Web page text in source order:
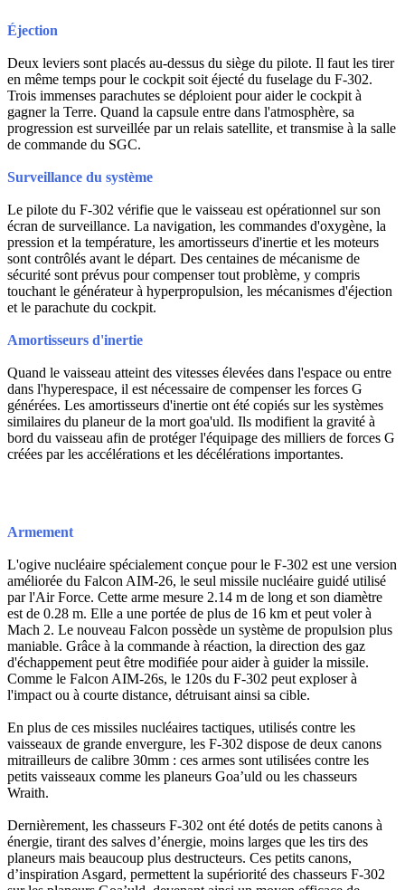
Éjection
Deux leviers sont placés au-dessus du siège du pilote. Il faut les tirer
en même temps pour le cockpit soit éjecté du fuselage du F-302.
Trois immenses parachutes se déploient pour aider le cockpit à
gagner la Terre. Quand la capsule entre dans l'atmosphère, sa
progression est surveillée par un relais satellite, et transmise à la salle
de commande du SGC.
Surveillance du système
Le pilote du F-302 vérifie que le vaisseau est opérationnel sur son
écran de surveillance. La navigation, les commandes d'oxygène, la
pression et la température, les amortisseurs d'inertie et les moteurs
sont contrôlés avant le départ. Des centaines de mécanisme de
sécurité sont prévus pour compenser tout problème, y compris
touchant le générateur à hyperpropulsion, les mécanismes d'éjection
et le parachute du cockpit.
Amortisseurs d'inertie
Quand le vaisseau atteint des vitesses élevées dans l'espace ou entre
dans l'hyperespace, il est nécessaire de compenser les forces G
générées. Les amortisseurs d'inertie ont été copiés sur les systèmes
similaires du planeur de la mort goa'uld. Ils modifient la gravité à
bord du vaisseau afin de protéger l'équipage des milliers de forces G
créées par les accélérations et les décélérations importantes.
Armement
L'ogive nucléaire spécialement conçue pour le F-302 est une version
améliorée du Falcon AIM-26, le seul missile nucléaire guidé utilisé
par l'Air Force. Cette arme mesure 2.14 m de long et son diamètre
est de 0.28 m. Elle a une portée de plus de 16 km et peut voler à
Mach 2. Le nouveau Falcon possède un système de propulsion plus
maniable. Grâce à la commande à réaction, la direction des gaz
d'échappement peut être modifiée pour aider à guider la missile.
Comme le Falcon AIM-26s, le 120s du F-302 peut exploser à
l'impact ou à courte distance, détruisant ainsi sa cible.
En plus de ces missiles nucléaires tactiques, utilisés contre les
vaisseaux de grande envergure, les F-302 dispose de deux canons
mitrailleurs de calibre 30mm : ces armes sont utilisées contre les
petits vaisseaux comme les planeurs Goa’uld ou les chasseurs
Wraith.
Dernièrement, les chasseurs F-302 ont été dotés de petits canons à
énergie, tirant des salves d’énergie, moins larges que les tirs des
planeurs mais beaucoup plus destructeurs. Ces petits canons,
d’inspiration Asgard, permettent la supériorité des chasseurs F-302